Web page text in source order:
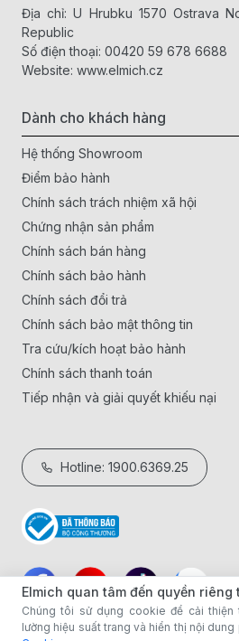
Địa chỉ: U Hrubku 1570 Ostrava
Republic
Số điện thoại: 00420 59 678 6688
Website: www.elmich.cz
Dành cho khách hàng
Hệ thống Showroom
Điểm bảo hành
Chính sách trách nhiệm xã hội
Chứng nhận sản phẩm
Chính sách bán hàng
Chính sách bảo hành
Chính sách đổi trả
Chính sách bảo mật thông tin
Tra cứu/kích hoạt bảo hành
Chính sách thanh toán
Tiếp nhận và giải quyết khiếu nại
Hotline: 1900.6369.25
Elmich quan tâm đến quyền riêng
Chúng tôi sử dụng cookie để cải thiện
lường hiệu suất trang và hiển thị nội dung